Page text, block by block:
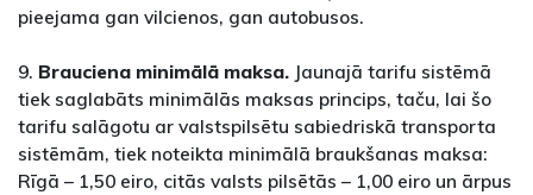
pieejama gan vilcienos, gan autobusos.
9. Brauciena minimālā maksa. Jaunajā tarifu sistēmā
tiek saglabāts minimālās maksas princips, taču, lai šo
tarifu salāgotu ar valstspilsētu sabiedriskā transporta
sistēmām, tiek noteikta minimālā braukšanas maksa:
Rīgā – 1,50 eiro, citās valsts pilsētās – 1,00 eiro un ārpus